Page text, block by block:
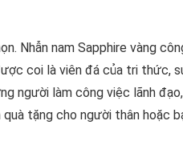
Nhẫn nam Sapphire vàng
coi là viên đá của tri thức,
người làm công việc lãnh
tặng cho người thân hoặc